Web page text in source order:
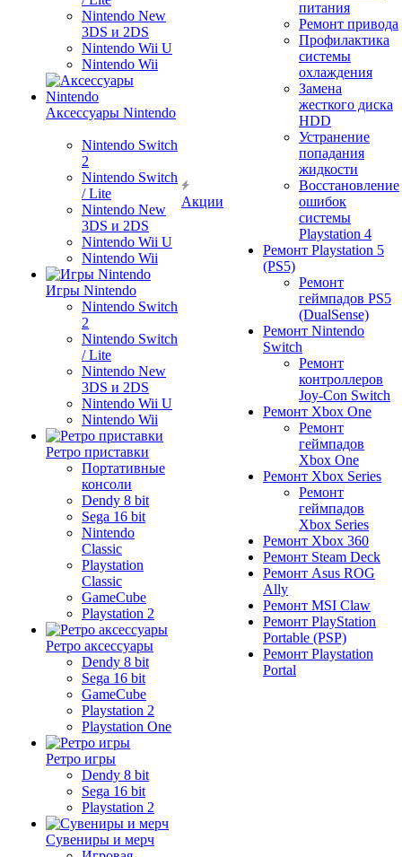
Nintendo New
3DS и 2DS
Nintendo Wii U
Nintendo Wii
Аксессуары Nintendo
Nintendo Switch
2
Nintendo Switch
/ Lite
Nintendo New
3DS и 2DS
Nintendo Wii U
Nintendo Wii
Игры Nintendo
Nintendo Switch
2
Nintendo Switch
/ Lite
Nintendo New
3DS и 2DS
Nintendo Wii U
Nintendo Wii
Ретро приставки
Портативные
консоли
Dendy 8 bit
Sega 16 bit
Nintendo
Classic
Playstation
Classic
GameCube
Playstation 2
Ретро аксессуары
Dendy 8 bit
Sega 16 bit
GameCube
Playstation 2
Playstation One
Ретро игры
Dendy 8 bit
Sega 16 bit
Playstation 2
Сувениры и мерч
Акции
питания
Ремонт привода
Профилактика
системы
охлаждения
Замена
жесткого диска
HDD
Устранение
попадания
жидкости
Восстановление
ошибок
системы
Playstation 4
Ремонт Playstation 5
(PS5)
Ремонт
геймпадов PS5
(DualSense)
Ремонт Nintendo
Switch
Ремонт
контроллеров
Joy-Con Switch
Ремонт Xbox One
Ремонт
геймпадов
Xbox One
Ремонт Xbox Series
Ремонт
геймпадов
Xbox Series
Ремонт Xbox 360
Ремонт Steam Deck
Ремонт Asus ROG
Ally
Ремонт MSI Claw
Ремонт PlayStation
Portable (PSP)
Ремонт Playstation
Portal